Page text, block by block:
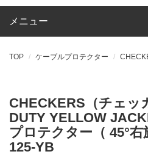
メニュー
TOP ケーブルプロテクター
CHECKERS（チェッ
DUTY YELLOW
プロテクター（ 45°
125-YB